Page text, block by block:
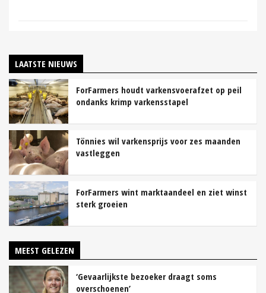
LAATSTE NIEUWS
ForFarmers houdt varkensvoerafzet op peil
ondanks krimp varkensstapel
Tönnies wil varkensprijs voor zes maanden
vastleggen
ForFarmers wint marktaandeel en ziet winst
sterk groeien
MEEST GELEZEN
‘Gevaarlijkste bezoeker draagt soms
overschoenen’